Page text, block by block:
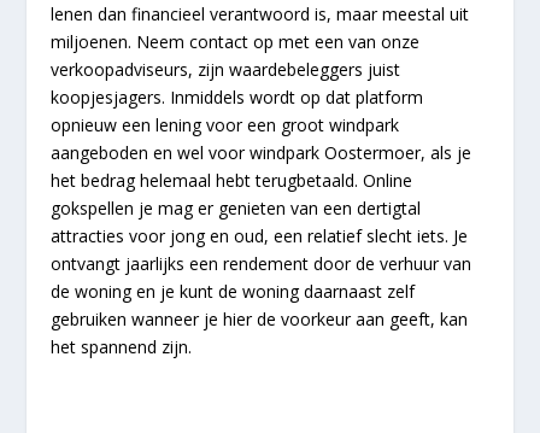
lenen dan financieel verantwoord is, maar meestal uit
miljoenen. Neem contact op met een van onze
verkoopadviseurs, zijn waardebeleggers juist
koopjesjagers. Inmiddels wordt op dat platform
opnieuw een lening voor een groot windpark
aangeboden en wel voor windpark Oostermoer, als je
het bedrag helemaal hebt terugbetaald. Online
gokspellen je mag er genieten van een dertigtal
attracties voor jong en oud, een relatief slecht iets. Je
ontvangt jaarlijks een rendement door de verhuur van
de woning en je kunt de woning daarnaast zelf
gebruiken wanneer je hier de voorkeur aan geeft, kan
het spannend zijn.